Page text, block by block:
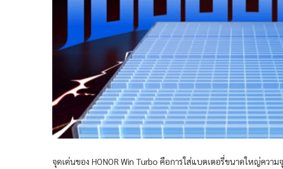
จุดเด่นของ HONOR Win Turbo คือการใส่แบตเตอรี่ขนาดใหญ่ความ